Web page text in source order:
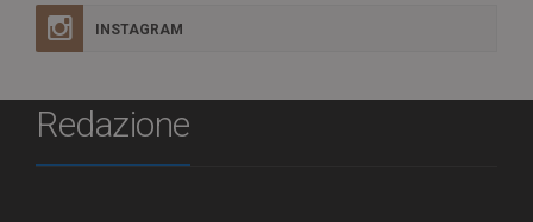
INSTAGRAM
Redazione